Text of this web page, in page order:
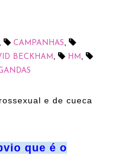
, CAMPANHAS,
BECKHAM , HM ,
e de cueca
que é o